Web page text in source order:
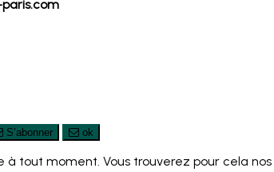
S’abonner ok
à tout moment. Vous trouverez pour cela